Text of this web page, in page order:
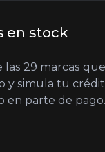
en stock
29 marcas
y simula tu
en parte de pago.